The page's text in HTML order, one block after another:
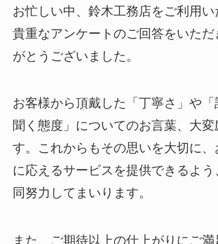
お忙しい中、鈴木工務店をご利用い
貴重なアンケートのご回答をいただ
がとうございました。
お客様から頂戴した「丁寧さ」や「
聞く態度」についてのお言葉、大変
す。これからもその思いを大切に
に応えるサービスを提供できるよ
同努力してまいります。
また、ご期待以上の仕上がりにご